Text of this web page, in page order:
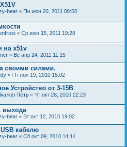
bear « Пн июн 20, 2011 08:58
« Ср июн 15, 2011 19:28
на x51v
« Вс апр 24, 2011 11:15
своими силами.
« Пт ноя 19, 2010 15:02
Устройство от 3-15В
Пётр « Чт окт 28, 2010 22:23
выхода
bear « Вт окт 12, 2010 19:02
кабелю
bear « Сб окт 09, 2010 14:14